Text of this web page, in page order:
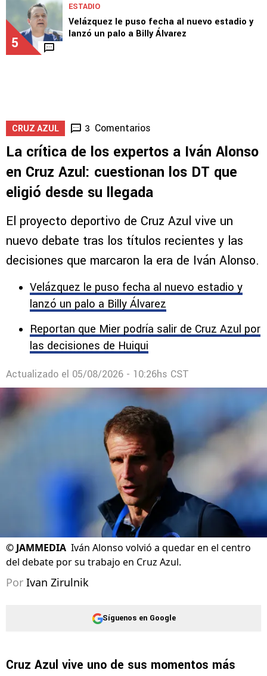
5
ESTADIO
Velázquez le puso fecha al nuevo estadio y
lanzó un palo a Billy Álvarez
CRUZ AZUL 3 Comentarios
La crítica de los expertos a Iván Alonso
en Cruz Azul: cuestionan los DT que
eligió desde su llegada
El proyecto deportivo de Cruz Azul vive un
nuevo debate tras los títulos recientes y las
decisiones que marcaron la era de Iván Alonso.
Velázquez le puso fecha al nuevo estadio y
lanzó un palo a Billy Álvarez
Reportan que Mier podría salir de Cruz Azul por
las decisiones de Huiqui
Actualizado el 05/08/2026 - 10:26hs CST
© JAMMEDIA Iván Alonso volvió a quedar en el centro
del debate por su trabajo en Cruz Azul.
Por Ivan Zirulnik
Síguenos en Google
Cruz Azul vive uno de sus momentos más